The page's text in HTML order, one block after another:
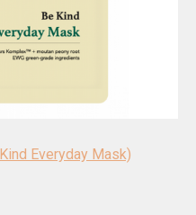
Everyday Mask)